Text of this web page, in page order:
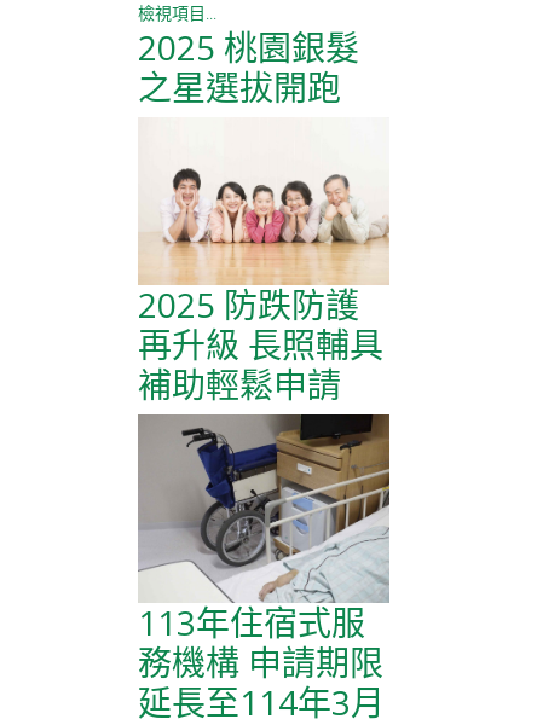
檢視項目...
2025 桃園銀髮
之星選拔開跑
2025 防跌防護
再升級 長照輔具
補助輕鬆申請
113年住宿式服
務機構 申請期限
延長至114年3月